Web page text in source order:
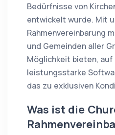
Bedürfnisse von
entwickelt wurde. Mit
Rahmenvereinbarung
und Gemeinden aller
Möglichkeit bieten, auf
leistungsstarke
das zu exklusiven
Was ist die